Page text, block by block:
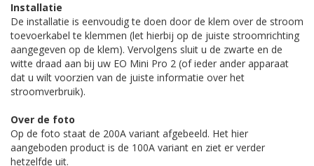
Installatie
De installatie is eenvoudig te doen door de klem over de stroom
toevoerkabel te klemmen (let hierbij op de juiste stroomrichting
aangegeven op de klem). Vervolgens sluit u de zwarte en de
witte draad aan bij uw EO Mini Pro 2 (of ieder ander apparaat
dat u wilt voorzien van de juiste informatie over het
stroomverbruik).
Over de foto
Op de foto staat de 200A variant afgebeeld. Het hier
aangeboden product is de 100A variant en ziet er verder
hetzelfde uit.